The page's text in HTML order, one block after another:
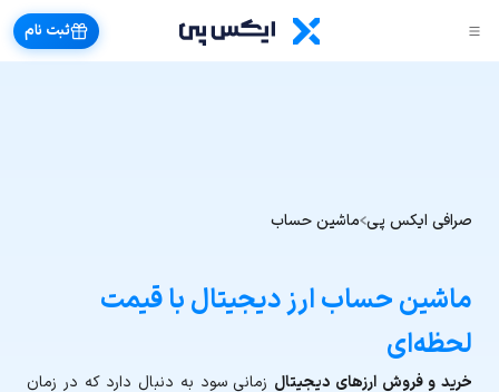
ثبت نام
صرافی ایکس پی ماشین حساب
ماشین حساب ارز دیجیتال با قیمت
لحظه‌ای
خرید و فروش ارزهای دیجیتال زمانی سود به دنبال دارد که در زمان